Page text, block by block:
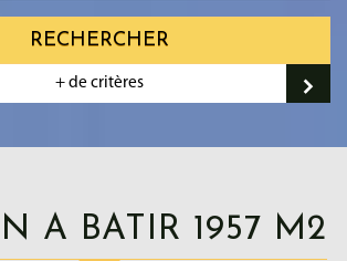
RECHERCHER
+ de critères
A BATIR 1957 M2